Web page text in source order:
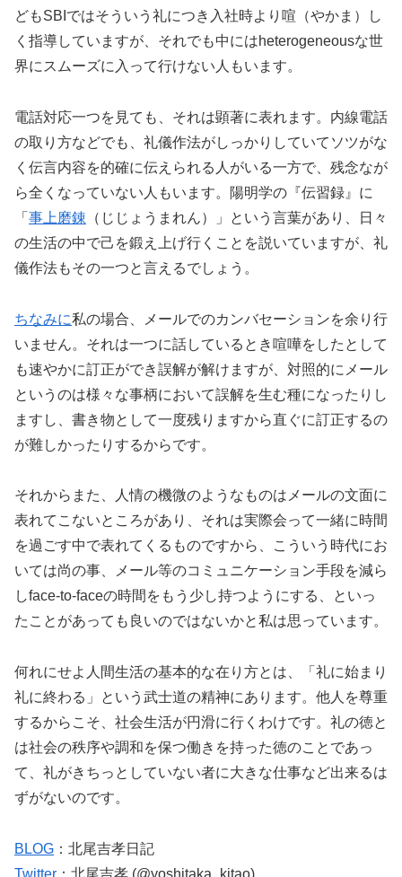
どもSBIではそういう礼につき入社時より喧（やかま）し
く指導していますが、それでも中にはheterogeneousな世
界にスムーズに入って行けない人もいます。
電話対応一つを見ても、それは顕著に表れます。内線電話
の取り方などでも、礼儀作法がしっかりしていてソツがな
く伝言内容を的確に伝えられる人がいる一方で、残念なが
ら全くなっていない人もいます。陽明学の『伝習録』に
「 事上磨錬 （じじょうまれん）」という言葉があり、日々
の生活の中で己を鍛え上げ行くことを説いていますが、礼
儀作法もその一つと言えるでしょう。
ちなみに私の場合、メールでのカンバセーションを余り行
いません。それは一つに話しているとき喧嘩をしたとして
も速やかに訂正ができ誤解が解けますが、対照的にメール
というのは様々な事柄において誤解を生む種になったりし
ますし、書き物として一度残りますから直ぐに訂正するの
が難しかったりするからです。
それからまた、人情の機微のようなものはメールの文面に
表れてこないところがあり、それは実際会って一緒に時間
を過ごす中で表れてくるものですから、こういう時代にお
いては尚の事、メール等のコミュニケーション手段を減ら
しface-to-faceの時間をもう少し持つようにする、といっ
たことがあっても良いのではないかと私は思っています。
何れにせよ人間生活の基本的な在り方とは、「礼に始まり
礼に終わる」という武士道の精神にあります。他人を尊重
するからこそ、社会生活が円滑に行くわけです。礼の徳と
は社会の秩序や調和を保つ働きを持った徳のことであっ
て、礼がきちっとしていない者に大きな仕事など出来るは
ずがないのです。
BLOG ：北尾吉孝日記
Twitter ：北尾吉孝 (@yoshitaka_kitao)